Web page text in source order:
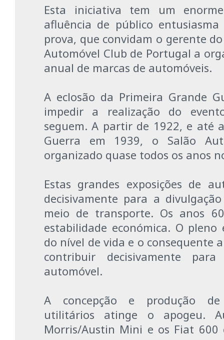
Esta iniciativa tem um
afluência de público
prova, que convidam o gerente
Automóvel Club de Portugal a
anual de marcas de automóveis.
A eclosão da Primeira Grande
impedir a realização do
seguem. A partir de 1922, e até
Guerra em 1939, o Salão
organizado quase todos os anos
Estas grandes exposições de
decisivamente para a
meio de transporte. Os anos
estabilidade económica. O
do nível de vida e o consequente
contribuir decisivamente
automóvel.
A concepção e produção de
utilitários atinge o apogeu.
Morris/Austin Mini e os Fiat 600